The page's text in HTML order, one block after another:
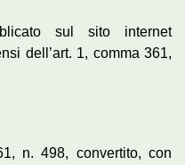
sul sito internet
dell’art. 1, comma 361,
n. 498, convertito, con